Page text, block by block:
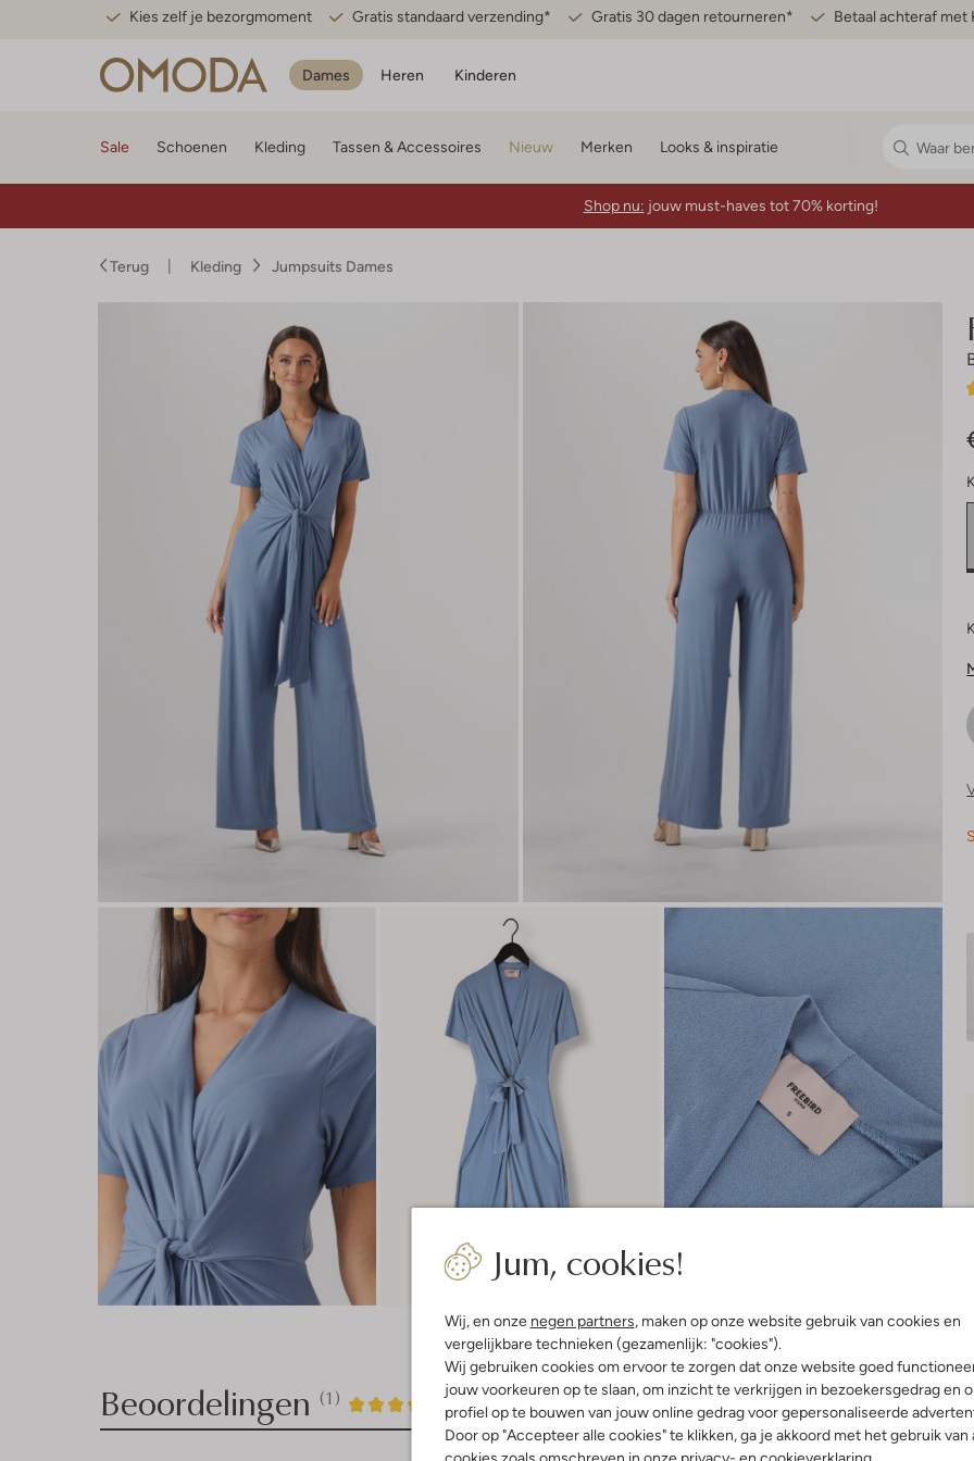
Kies zelf je bezorgmoment Gratis standaard verzending* Gratis 30 dagen retourneren* Betaal achteraf met
Dames Heren Kinderen
Jum, cookies!
Wij, en onze negen partners, maken op onze website gebruik van cookies en
vergelijkbare technieken (gezamenlijk: "cookies").
Wij gebruiken cookies om ervoor te zorgen dat onze website goed
jouw voorkeuren op te slaan, om inzicht te verkrijgen in bezoekersgedrag en
profiel op te bouwen van jouw online gedrag voor gepersonaliseerde
Door op "Accepteer alle cookies" te klikken, ga je akkoord met het gebruik van
cookies zoals omschreven in onze privacy- en cookieverklaring.
Sale Schoenen Kleding Tassen & Accessoires Nieuw Merken Looks & inspiratie
Shop nu: jouw must-haves tot 70% korting!
Terug Kleding Jumpsuits Dames
1
Product informatie
Beoordelingen (1) 5/5
1
5